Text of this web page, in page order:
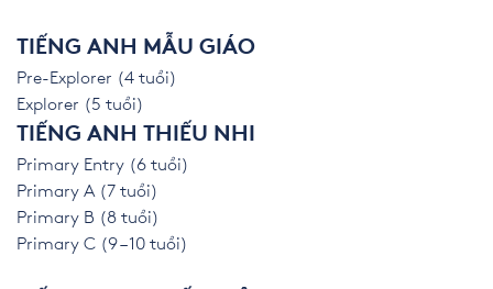
TIẾNG ANH MẪU GIÁO
Pre-Explorer (4 tuổi)
Explorer (5 tuổi)
TIẾNG ANH THIẾU NHI
Primary Entry (6 tuổi)
Primary A (7 tuổi)
Primary B (8 tuổi)
Primary C (9 – 10 tuổi)